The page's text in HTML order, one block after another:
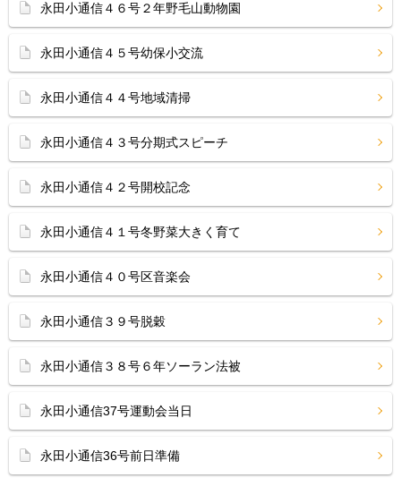
永田小通信４６号２年野毛山動物園
永田小通信４５号幼保小交流
永田小通信４４号地域清掃
永田小通信４３号分期式スピーチ
永田小通信４２号開校記念
永田小通信４１号冬野菜大きく育て
永田小通信４０号区音楽会
永田小通信３９号脱穀
永田小通信３８号６年ソーラン法被
永田小通信37号運動会当日
永田小通信36号前日準備